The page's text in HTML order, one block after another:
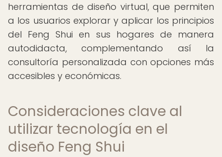
herramientas de diseño virtual, que permiten
a los usuarios explorar y aplicar los principios
del Feng Shui en sus hogares de manera
autodidacta, complementando así la
consultoría personalizada con opciones más
accesibles y económicas.
Consideraciones clave al
utilizar tecnología en el
diseño Feng Shui